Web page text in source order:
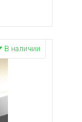
В наличии